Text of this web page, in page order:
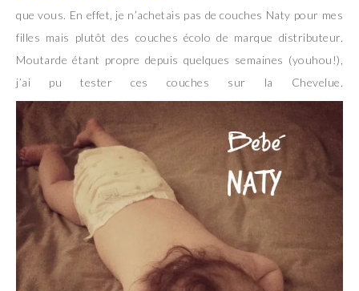
que vous. En effet, je n’achetais pas de couches Naty pour mes
filles mais plutôt des couches écolo de marque distributeur.
Moutarde étant propre depuis quelques semaines (youhou!),
j’ai pu tester ces couches sur la Chevelue.